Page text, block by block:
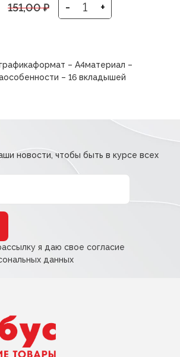
151,00₽ - +
– А4материал –
– 16 вкладышей
новости, чтобы быть в курсе всех
я даю свое согласие
данных